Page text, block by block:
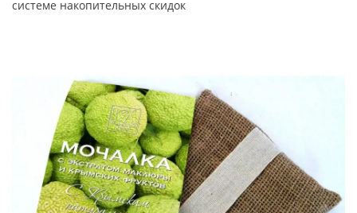
системе накопительных скидок